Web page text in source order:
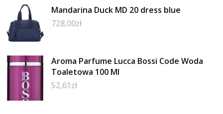
Mandarina Duck MD 20 dress blue
728,00zł
Aroma Parfume Lucca Bossi Code Woda
Toaletowa 100 Ml
52,61zł